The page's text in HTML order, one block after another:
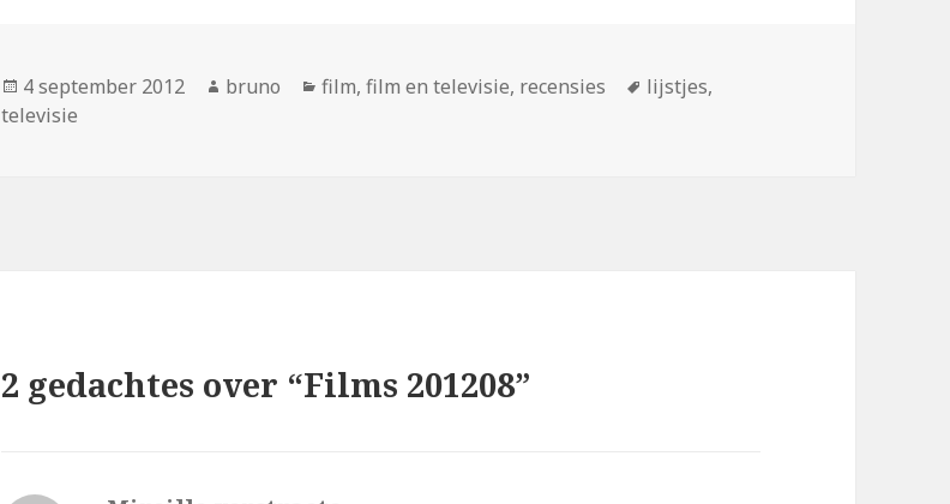
Geplaatst
op
4 september 2012 Auteur
bruno Categorieën
film,film en televisie, recensies Tags
lijstjes,
televisie
2 gedachtes over “Films 201208”